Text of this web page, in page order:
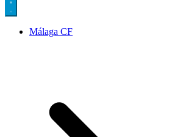
Málaga CF